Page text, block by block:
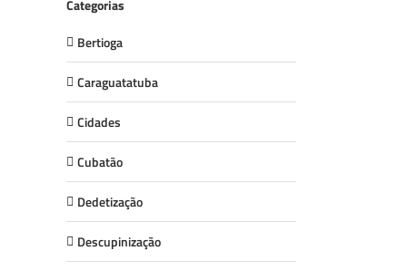
Categorias
Bertioga
Caraguatatuba
Cidades
Cubatão
Dedetização
Descupinização